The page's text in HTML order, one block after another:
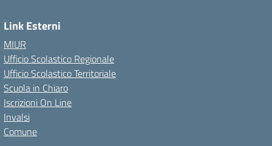
Link Esterni
MIUR
Ufficio Scolastico Regionale
Ufficio Scolastico Territoriale
Scuola in Chiaro
Iscrizioni On Line
Invalsi
Comune